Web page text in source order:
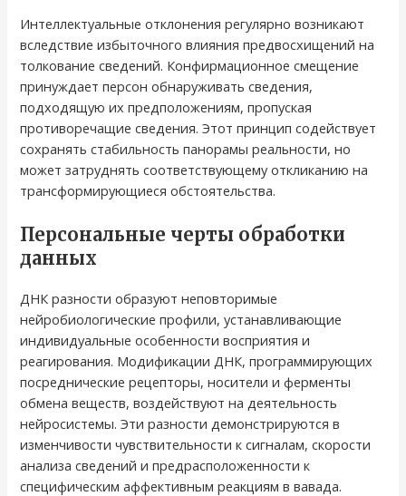
Интеллектуальные отклонения регулярно возникают
вследствие избыточного влияния предвосхищений на
толкование сведений. Конфирмационное смещение
принуждает персон обнаруживать сведения,
подходящую их предположениям, пропуская
противоречащие сведения. Этот принцип содействует
сохранять стабильность панорамы реальности, но
может затруднять соответствующему откликанию на
трансформирующиеся обстоятельства.
Персональные черты обработки
данных
ДНК разности образуют неповторимые
нейробиологические профили, устанавливающие
индивидуальные особенности восприятия и
реагирования. Модификации ДНК, программирующих
посреднические рецепторы, носители и ферменты
обмена веществ, воздействуют на деятельность
нейросистемы. Эти разности демонстрируются в
изменчивости чувствительности к сигналам, скорости
анализа сведений и предрасположенности к
специфическим аффективным реакциям в вавада.